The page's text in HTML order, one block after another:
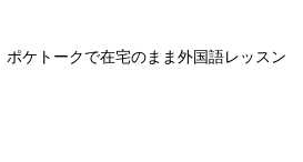
ポケトークで在宅のまま外国語レッスン